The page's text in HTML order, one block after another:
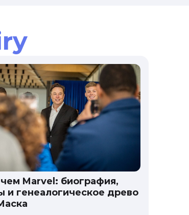
Marvel: биография,
и генеалогическое древо